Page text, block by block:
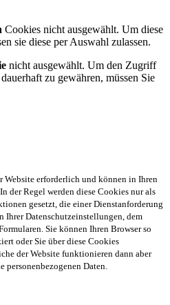
Cookies nicht ausgewählt. Um diese
sie diese per Auswahl zulassen.
nicht ausgewählt. Um den Zugriff
zu gewähren, müssen Sie
Website erforderlich und können in Ihren
der Regel werden diese Cookies nur als
gesetzt, die einer Dienstanforderung
Ihrer Datenschutzeinstellungen, dem
Sie können Ihren Browser so
oder Sie über diese Cookies
der Website funktionieren dann aber
personenbezogenen Daten.